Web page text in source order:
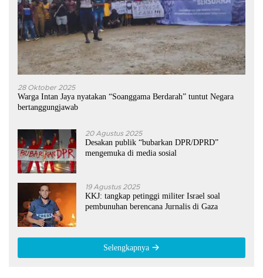
28 Oktober 2025
Warga Intan Jaya nyatakan “Soanggama Berdarah” tuntut Negara
bertanggungjawab
20 Agustus 2025
Desakan publik “bubarkan DPR/DPRD”
mengemuka di media sosial
19 Agustus 2025
KKJ: tangkap petinggi militer Israel soal
pembunuhan berencana Jurnalis di Gaza
Selengkapnya